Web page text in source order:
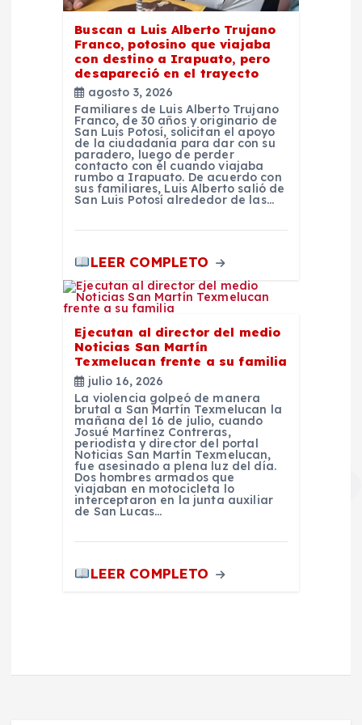
Buscan a Luis Alberto Trujano
Franco, potosino que viajaba
con destino a Irapuato, pero
desapareció en el trayecto
agosto 3, 2026
Familiares de Luis Alberto Trujano
Franco, de 30 años y originario de
San Luis Potosí, solicitan el apoyo
de la ciudadanía para dar con su
paradero, luego de perder
contacto con él cuando viajaba
rumbo a Irapuato. De acuerdo con
sus familiares, Luis Alberto salió de
San Luis Potosí alrededor de las…
LEER COMPLETO
Ejecutan al director del medio
Noticias San Martín
Texmelucan frente a su familia
julio 16, 2026
La violencia golpeó de manera
brutal a San Martín Texmelucan la
mañana del 16 de julio, cuando
Josué Martínez Contreras,
periodista y director del portal
Noticias San Martín Texmelucan,
fue asesinado a plena luz del día.
Dos hombres armados que
viajaban en motocicleta lo
interceptaron en la junta auxiliar
de San Lucas…
LEER COMPLETO